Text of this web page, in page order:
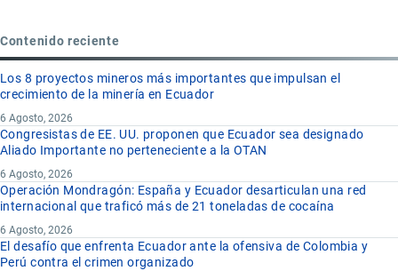
Contenido reciente
Los 8 proyectos mineros más importantes que impulsan el
crecimiento de la minería en Ecuador
6 Agosto, 2026
Congresistas de EE. UU. proponen que Ecuador sea designado
Aliado Importante no perteneciente a la OTAN
6 Agosto, 2026
Operación Mondragón: España y Ecuador desarticulan una red
internacional que traficó más de 21 toneladas de cocaína
6 Agosto, 2026
El desafío que enfrenta Ecuador ante la ofensiva de Colombia y
Perú contra el crimen organizado